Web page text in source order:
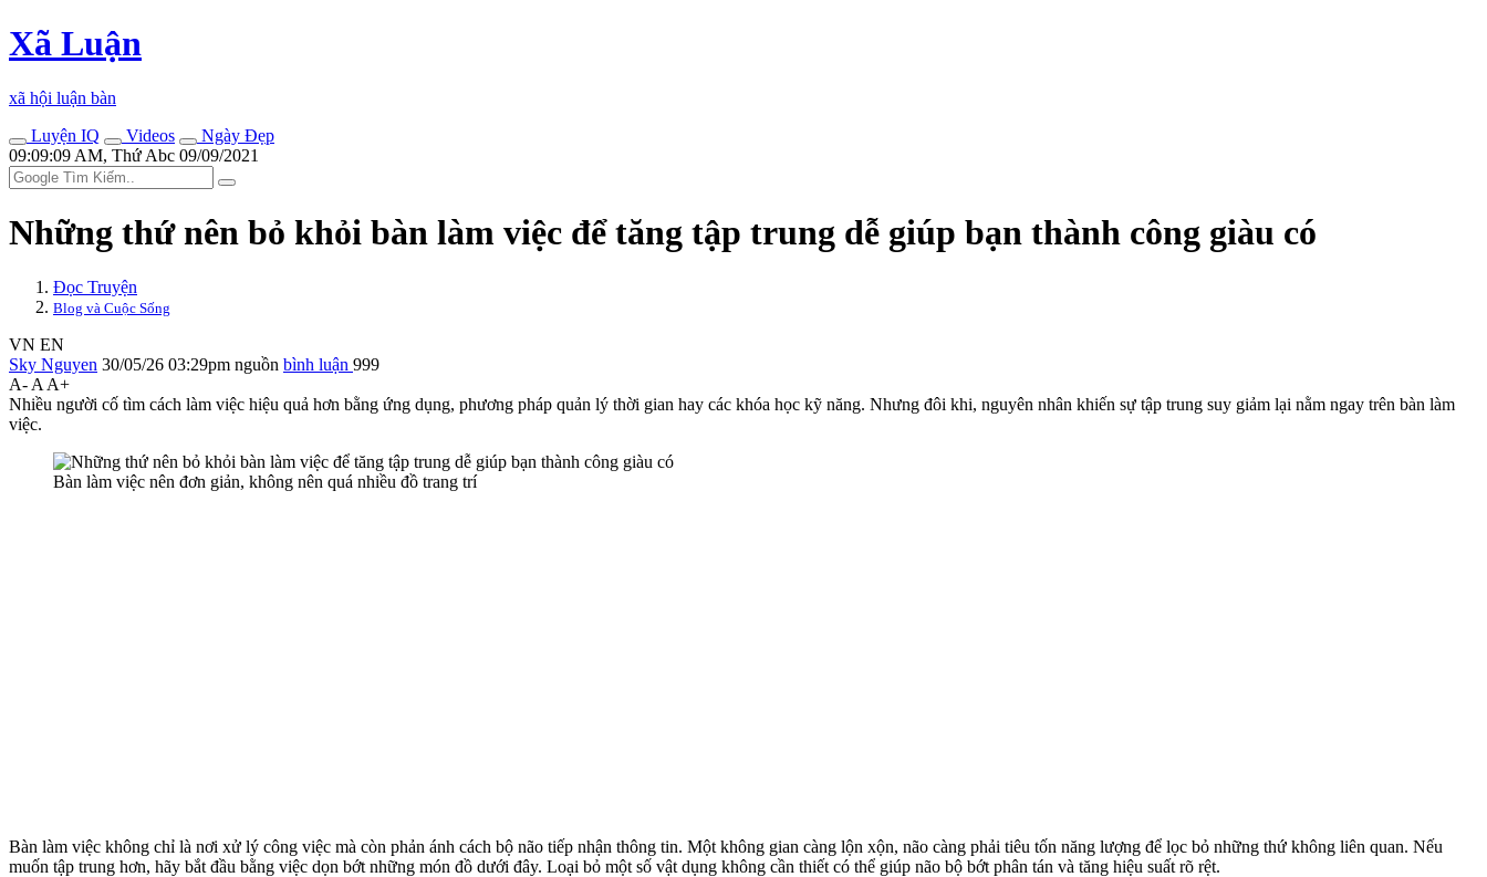
Xã Luận
xã hội luận bàn
Luyện IQ
Videos
Ngày Đẹp
09:09:09 AM, Thứ Abc 09/09/2021
Những thứ nên bỏ khỏi bàn làm việc để tăng tập trung dễ giúp bạn thành công giàu có
Đọc Truyện
Blog và Cuộc Sống
VN EN
Sky Nguyen 30/05/26 03:29pm nguồn bình luận 999
A- A A+
Nhiều người cố tìm cách làm việc hiệu quả hơn bằng ứng dụng, phương pháp quản lý thời gian hay các khóa học kỹ năng. Nhưng đôi khi, nguyên nhân khiến sự tập trung suy giảm lại nằm ngay trên bàn làm
việc.
Bàn làm việc nên đơn giản, không nên quá nhiều đồ trang trí
Bàn làm việc không chỉ là nơi xử lý công việc mà còn phản ánh cách bộ não tiếp nhận thông tin. Một không gian càng lộn xộn, não càng phải tiêu tốn năng lượng để lọc bỏ những thứ không liên quan. Nếu
muốn tập trung hơn, hãy bắt đầu bằng việc dọn bớt những món đồ dưới đây. Loại bỏ một số vật dụng không cần thiết có thể giúp não bộ bớt phân tán và tăng hiệu suất rõ rệt.